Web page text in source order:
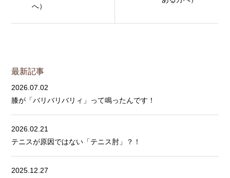
へ）
最新記事
2026.07.02
膝が「バリバリバリィ」って鳴ったんです！
2026.02.21
テニスが原因ではない「テニス肘」？！
2025.12.27